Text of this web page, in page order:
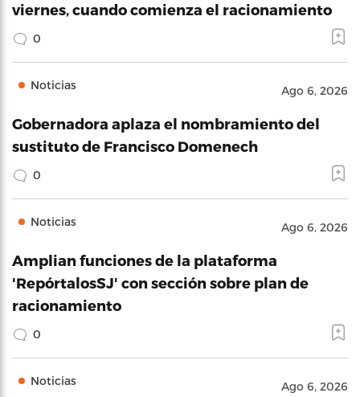
viernes, cuando comienza el racionamiento
0
Noticias Ago 6, 2026
Gobernadora aplaza el nombramiento del
sustituto de Francisco Domenech
0
Noticias Ago 6, 2026
Amplian funciones de la plataforma
'RepórtalosSJ' con sección sobre plan de
racionamiento
0
Noticias Ago 6, 2026